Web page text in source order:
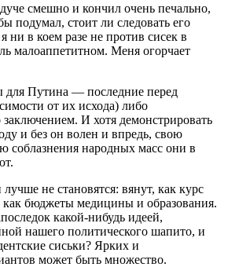
смешно и кончил очень печально,
подумал, стоит ли следовать его
ни в коем разе не против сисек в
малоаппетитном. Меня огорчает
для Путина — последние перед
от их исхода) либо
И хотя демонстрировать
и без он волен и впредь, свою
соблазнения народных масс они в
не становятся: вянут, как курс
как бюджеты медицины и образования.
какой-нибудь идеей,
нашего политического шапито, и
сиськи? Ярких и
может быть множество.